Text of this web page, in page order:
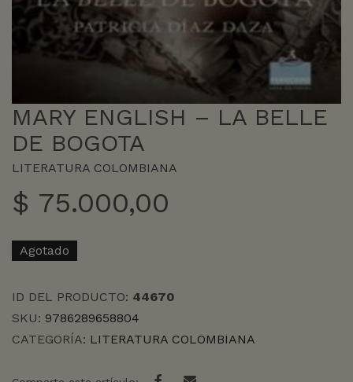
MARY ENGLISH – LA BELLE
DE BOGOTA
LITERATURA COLOMBIANA
$ 75.000,00
Agotado
ID DEL PRODUCTO: 44670
SKU: 9786289658804
CATEGORÍA: LITERATURA COLOMBIANA